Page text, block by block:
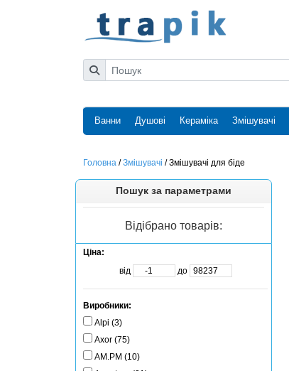
Ванни Душові Кераміка Змішувачі
Головна /Змішувачі /Змішувачі для біде
Пошук за параметрами
Відібрано товарів:
Ціна:
від
до
Виробники:
Alpi (3)
Axor (75)
AM.PM (10)